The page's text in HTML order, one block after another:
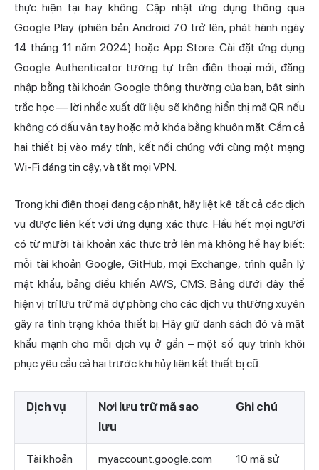
thực hiện tại hay không. Cập nhật ứng dụng thông qua
Google Play (phiên bản Android 7.0 trở lên, phát hành ngày
14 tháng 11 năm 2024) hoặc App Store. Cài đặt ứng dụng
Google Authenticator tương tự trên điện thoại mới, đăng
nhập bằng tài khoản Google thông thường của bạn, bật sinh
trắc học — lời nhắc xuất dữ liệu sẽ không hiển thị mã QR nếu
không có dấu vân tay hoặc mở khóa bằng khuôn mặt. Cắm cả
hai thiết bị vào máy tính, kết nối chúng với cùng một mạng
Wi-Fi đáng tin cậy, và tắt mọi VPN.
Trong khi điện thoại đang cập nhật, hãy liệt kê tất cả các dịch
vụ được liên kết với ứng dụng xác thực. Hầu hết mọi người
có từ mười tài khoản xác thực trở lên mà không hề hay biết:
mỗi tài khoản Google, GitHub, mọi Exchange, trình quản lý
mật khẩu, bảng điều khiển AWS, CMS. Bảng dưới đây thể
hiện vị trí lưu trữ mã dự phòng cho các dịch vụ thường xuyên
gây ra tình trạng khóa thiết bị. Hãy giữ danh sách đó và mật
khẩu mạnh cho mỗi dịch vụ ở gần – một số quy trình khôi
phục yêu cầu cả hai trước khi hủy liên kết thiết bị cũ.
Dịch vụ
Nơi lưu trữ mã sao
lưu
Ghi chú
Tài khoản
myaccount.google.com
10 mã sử